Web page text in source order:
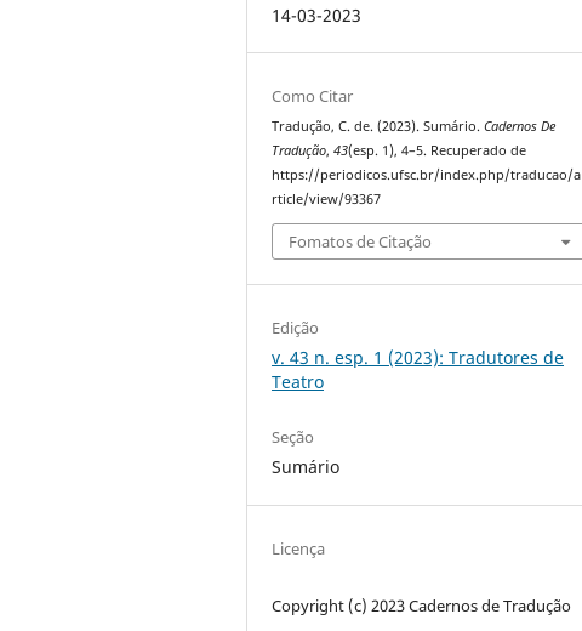
14-03-2023
Como Citar
Tradução, C. de. (2023). Sumário.Cadernos De
Tradução,43(esp. 1), 4–5. Recuperado de
https://periodicos.ufsc.br/index.php/traducao/a
rticle/view/93367
Fomatos de Citação
Edição
v. 43 n. esp. 1 (2023): Tradutores de
Teatro
Seção
Sumário
Licença
Copyright (c) 2023 Cadernos de Tradução